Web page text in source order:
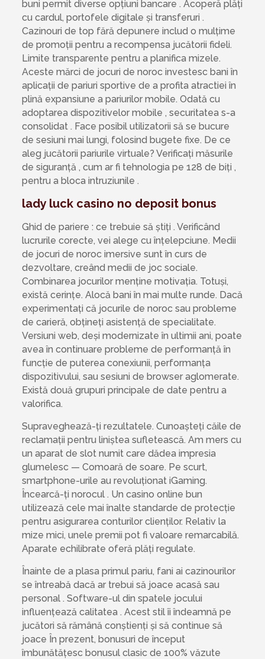
buni permit diverse opțiuni bancare . Acoperă plăți
cu cardul, portofele digitale și transferuri .
Cazinouri de top fără depunere includ o mulțime
de promoții pentru a recompensa jucătorii fideli.
Limite transparente pentru a planifica mizele.
Aceste mărci de jocuri de noroc investesc bani în
aplicații de pariuri sportive de a profita atractiei în
plină expansiune a pariurilor mobile. Odată cu
adoptarea dispozitivelor mobile , securitatea s-a
consolidat . Face posibil utilizatorii să se bucure
de sesiuni mai lungi, folosind bugete fixe. De ce
aleg jucătorii pariurile virtuale? Verificați măsurile
de siguranță , cum ar fi tehnologia pe 128 de biți ,
pentru a bloca intruziunile .
lady luck casino no deposit bonus
Ghid de pariere : ce trebuie să știți . Verificând
lucrurile corecte, vei alege cu înțelepciune. Medii
de jocuri de noroc imersive sunt în curs de
dezvoltare, creând medii de joc sociale.
Combinarea jocurilor menține motivația. Totuși,
există cerințe. Alocă bani în mai multe runde. Dacă
experimentați că jocurile de noroc sau probleme
de carieră, obțineți asistență de specialitate.
Versiuni web, deși modernizate în ultimii ani, poate
avea în continuare probleme de performanță în
funcție de puterea conexiunii, performanța
dispozitivului, sau sesiuni de browser aglomerate.
Există două grupuri principale de date pentru a
valorifica.
Supraveghează-ți rezultatele. Cunoașteți căile de
reclamații pentru liniștea sufletească. Am mers cu
un aparat de slot numit care dădea impresia
glumelesc — Comoară de soare. Pe scurt,
smartphone-urile au revoluționat iGaming.
Încearcă-ți norocul . Un casino online bun
utilizează cele mai înalte standarde de protecție
pentru asigurarea conturilor clienților. Relativ la
mize mici, unele premii pot fi valoare remarcabilă.
Aparate echilibrate oferă plăți regulate.
Înainte de a plasa primul pariu, fani ai cazinourilor
se întreabă dacă ar trebui să joace acasă sau
personal . Software-ul din spatele jocului
influențează calitatea . Acest stil îi îndeamnă pe
jucători să rămână conștienți și să continue să
joace În prezent, bonusuri de început
îmbunătățesc bonusul clasic de 100% văzute